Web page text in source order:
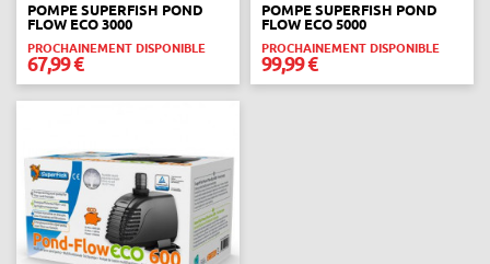
POMPE SUPERFISH POND
FLOW ECO 3000
PROCHAINEMENT DISPONIBLE
67,99 €
POMPE SUPERFISH POND
FLOW ECO 5000
PROCHAINEMENT DISPONIBLE
99,99 €